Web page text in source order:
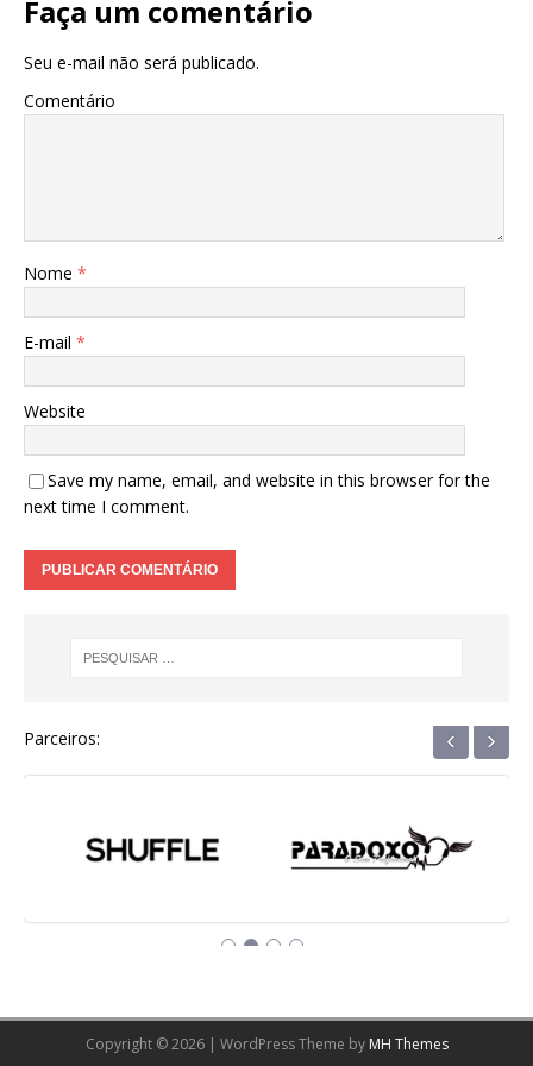
Faça um comentário
Seu e-mail não será publicado.
Comentário
Nome *
E-mail *
Website
Save my name, email, and website in this browser for the
next time I comment.
Parceiros: ‹ ›
Copyright © 2026 | WordPress Theme by MH Themes